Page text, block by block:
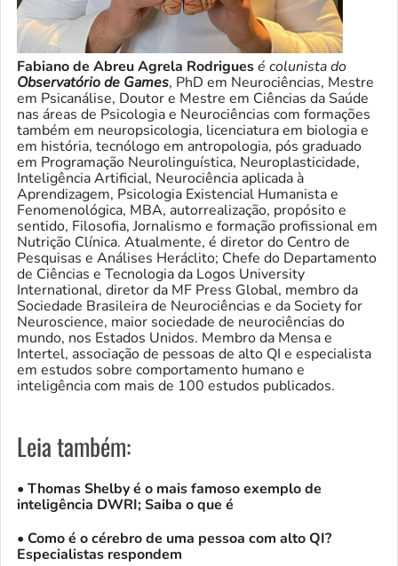
Fabiano de Abreu Agrela Rodriguesé colunista do
Observatório de Games, PhD em Neurociências, Mestre
em Psicanálise, Doutor e Mestre em Ciências da Saúde
nas áreas de Psicologia e Neurociências com formações
também em neuropsicologia, licenciatura em biologia e
em história, tecnólogo em antropologia, pós graduado
em Programação Neurolinguística, Neuroplasticidade,
Inteligência Artificial, Neurociência aplicada à
Aprendizagem, Psicologia Existencial Humanista e
Fenomenológica, MBA, autorrealização, propósito e
sentido, Filosofia, Jornalismo e formação profissional em
Nutrição Clínica. Atualmente, é diretor do Centro de
Pesquisas e Análises Heráclito; Chefe do Departamento
de Ciências e Tecnologia da Logos University
International, diretor da MF Press Global, membro da
Sociedade Brasileira de Neurociências e da Society for
Neuroscience, maior sociedade de neurociências do
mundo, nos Estados Unidos. Membro da Mensa e
Intertel, associação de pessoas de alto QI e especialista
em estudos sobre comportamento humano e
inteligência com mais de 100 estudos publicados.
Leia também:
• Thomas Shelby é o mais famoso exemplo de
inteligência DWRI; Saiba o que é
• Como é o cérebro de uma pessoa com alto QI?
Especialistas respondem